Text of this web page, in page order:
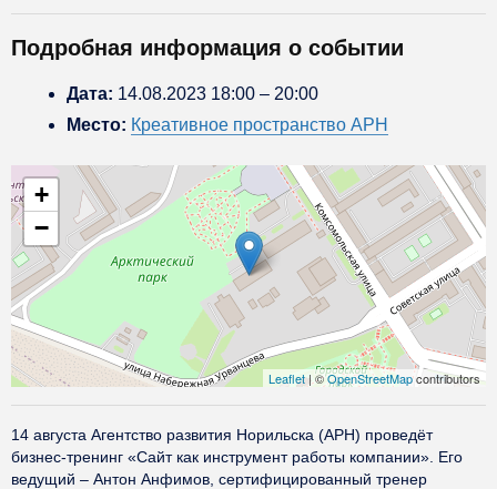
Подробная информация о событии
Дата: 14.08.2023 18:00 – 20:00
Место: Креативное пространство АРН
+
−
Leaflet| ©OpenStreetMapcontributors
14 августа Агентство развития Норильска (АРН) проведёт
бизнес-тренинг «Сайт как инструмент работы компании». Его
ведущий – Антон Анфимов, сертифицированный тренер